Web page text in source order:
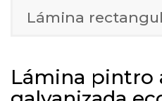
Lámina
Lámina pintro